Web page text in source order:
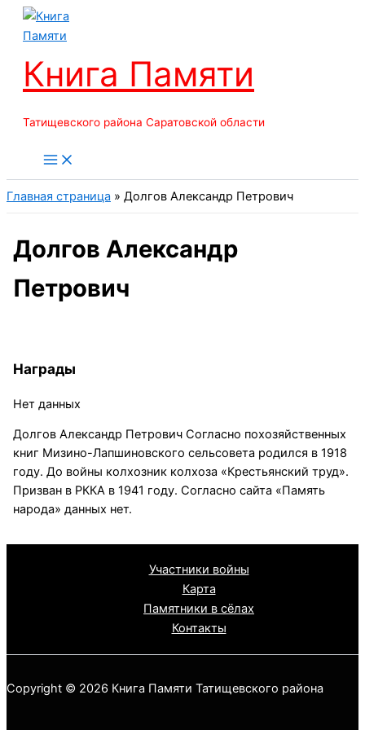
Перейти
Книга Памяти
Татищевского района Саратовской области
Главная страница » Долгов Александр Петрович
Долгов Александр
Петрович
Награды
Нет данных
Долгов Александр Петрович Согласно похозяйственных
книг Мизино-Лапшиновского сельсовета родился в 1918
году. До войны колхозник колхоза «Крестьянский труд».
Призван в РККА в 1941 году. Согласно сайта «Память
народа» данных нет.
Участники войны
Карта
Памятники в сёлах
Контакты
Copyright © 2026 Книга Памяти Татищевского района